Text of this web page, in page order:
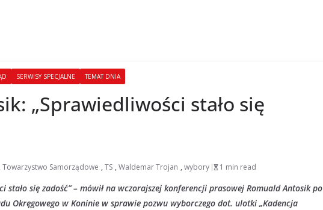
SERWISY SPECJALNE TEMAT DNIA
„Sprawiedliwości stało się
Towarzystwo Samorządowe , TS , Waldemar Trojan , wybory 1 min read
stało się zadość” – mówił na wczorajszej konferencji prasowej Romuald Antosik po
Okręgowego w Koninie w sprawie pozwu wyborczego dot. ulotki „Kadencja